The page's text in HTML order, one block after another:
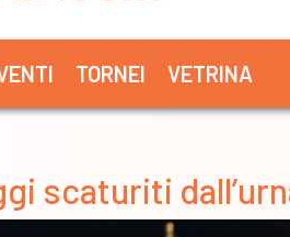
TORNEI VETRINA
scaturiti